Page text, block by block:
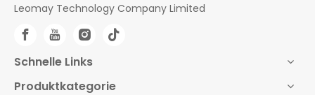
Leomay Technology Company Limited
Schnelle Links
Produktkategorie